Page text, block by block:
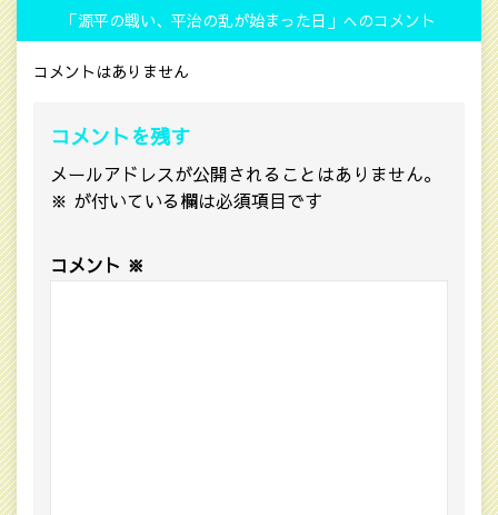
「源平の戦い、平治の乱が始まった日」へのコメント
コメントはありません
コメントを残す
メールアドレスが公開されることはありません。
※ が付いている欄は必須項目です
コメント ※